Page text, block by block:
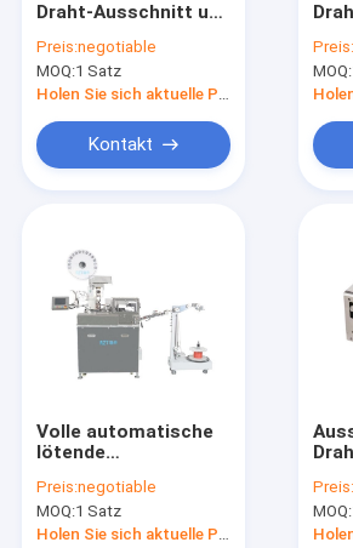
Produkte
Über uns
Fabrik-Ausflug
Nachrichten
Draht-Ausschnitt und
hohe Produktivität
Preis:negotiable
MOQ:1 Satz
Holen Sie sich aktuelle Preis
Kontakt
für
MOQ:
Volle automatische
lötende
einzelne Hauptart
ISO/CER bescheinigt
Preis:negotiable
MOQ:1 Satz
Holen Sie sich aktuelle Preis
mit
MOQ: